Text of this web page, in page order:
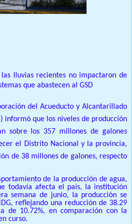
lluvias recientes no impactaron de
que abastecen al GSD
del Acueducto y Alcantarillado
informó que los niveles de producción
sobre los 357 millones de galones
el Distrito Nacional y la provincia,
de 38 millones de galones, respecto
de la producción de agua,
todavía afecta el país, la institución
semana de junio, la producción se
reflejando una reducción de 38.29
de 10.72%, en comparación con la
curso.